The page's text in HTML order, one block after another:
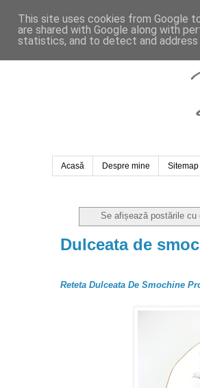
Acasă Despre mine Sitemap
Se afișează postările
Dulceata de
Reteta Dulceata De Smochine
This site uses cookies from Google
are shared with Google along with
statistics, and to detect and address